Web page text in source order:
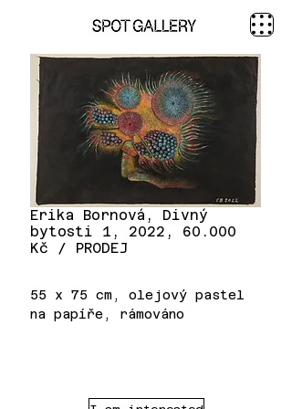
Erika Bornová, Divný
bytosti 1, 2022, 60.000
Kč / PRODEJ
55 x 75 cm, olejový pastel
na papíře, rámováno